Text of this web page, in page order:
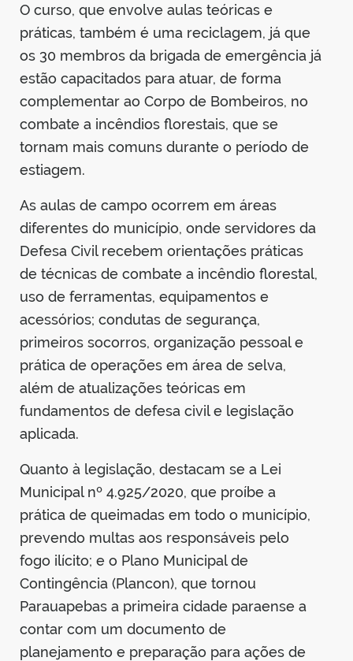
O curso, que envolve aulas teóricas e
práticas, também é uma reciclagem, já que
os 30 membros da brigada de emergência já
estão capacitados para atuar, de forma
complementar ao Corpo de Bombeiros, no
combate a incêndios florestais, que se
tornam mais comuns durante o período de
estiagem.
As aulas de campo ocorrem em áreas
diferentes do município, onde servidores da
Defesa Civil recebem orientações práticas
de técnicas de combate a incêndio florestal,
uso de ferramentas, equipamentos e
acessórios; condutas de segurança,
primeiros socorros, organização pessoal e
prática de operações em área de selva,
além de atualizações teóricas em
fundamentos de defesa civil e legislação
aplicada.
Quanto à legislação, destacam se a Lei
Municipal nº 4.925/2020, que proíbe a
prática de queimadas em todo o município,
prevendo multas aos responsáveis pelo
fogo ilícito; e o Plano Municipal de
Contingência (Plancon), que tornou
Parauapebas a primeira cidade paraense a
contar com um documento de
planejamento e preparação para ações de